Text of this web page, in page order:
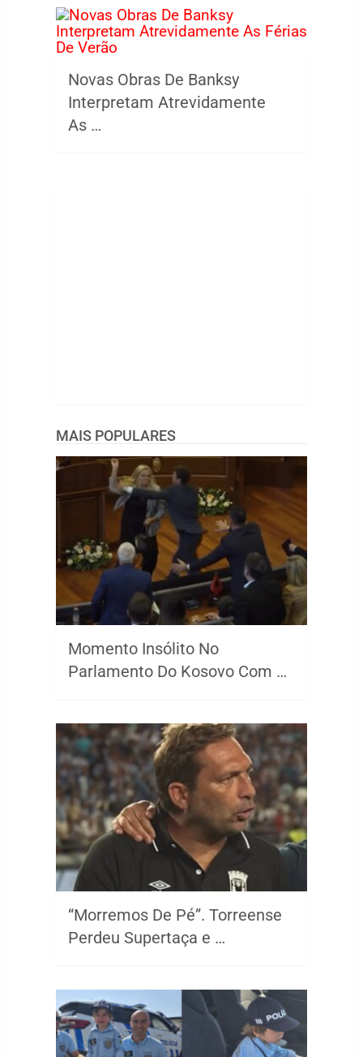
Novas Obras De Banksy
Interpretam Atrevidamente
As …
MAIS POPULARES
Momento Insólito No
Parlamento Do Kosovo Com …
“Morremos De Pé”. Torreense
Perdeu Supertaça e …